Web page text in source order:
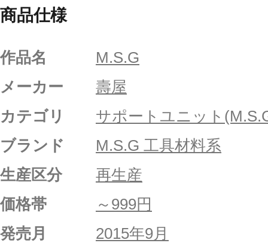
商品仕様
作品名
M.S.G
メーカー
壽屋
カテゴリ
サポートユニット
ブランド
M.S.G 工具材料系
生産区分
再生産
価格帯
～999円
発売月
2015年9月